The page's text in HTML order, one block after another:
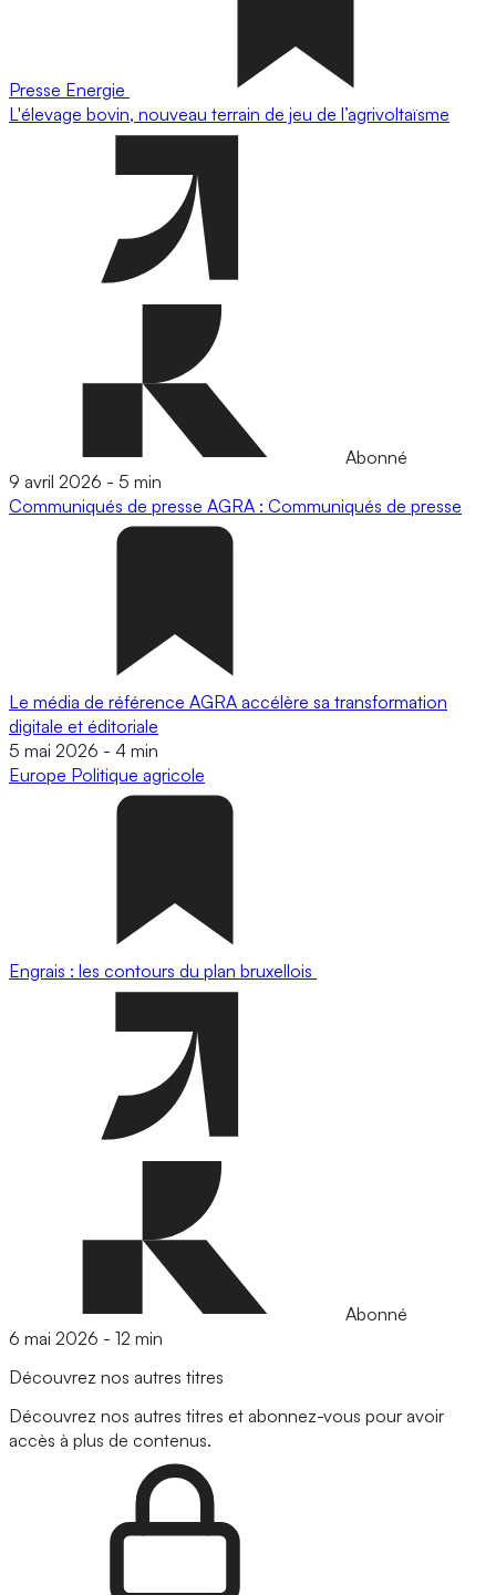
Presse Energie
L'élevage bovin, nouveau terrain de jeu de l’agrivoltaïsme
Abonné
9 avril 2026 - 5 min
Communiqués de presse AGRA : Communiqués de presse
Le média de référence AGRA accélère sa transformation
digitale et éditoriale
5 mai 2026 - 4 min
Europe Politique agricole
Engrais : les contours du plan bruxellois
Abonné
6 mai 2026 - 12 min
Découvrez nos autres titres
Découvrez nos autres titres et abonnez-vous pour avoir
accès à plus de contenus.